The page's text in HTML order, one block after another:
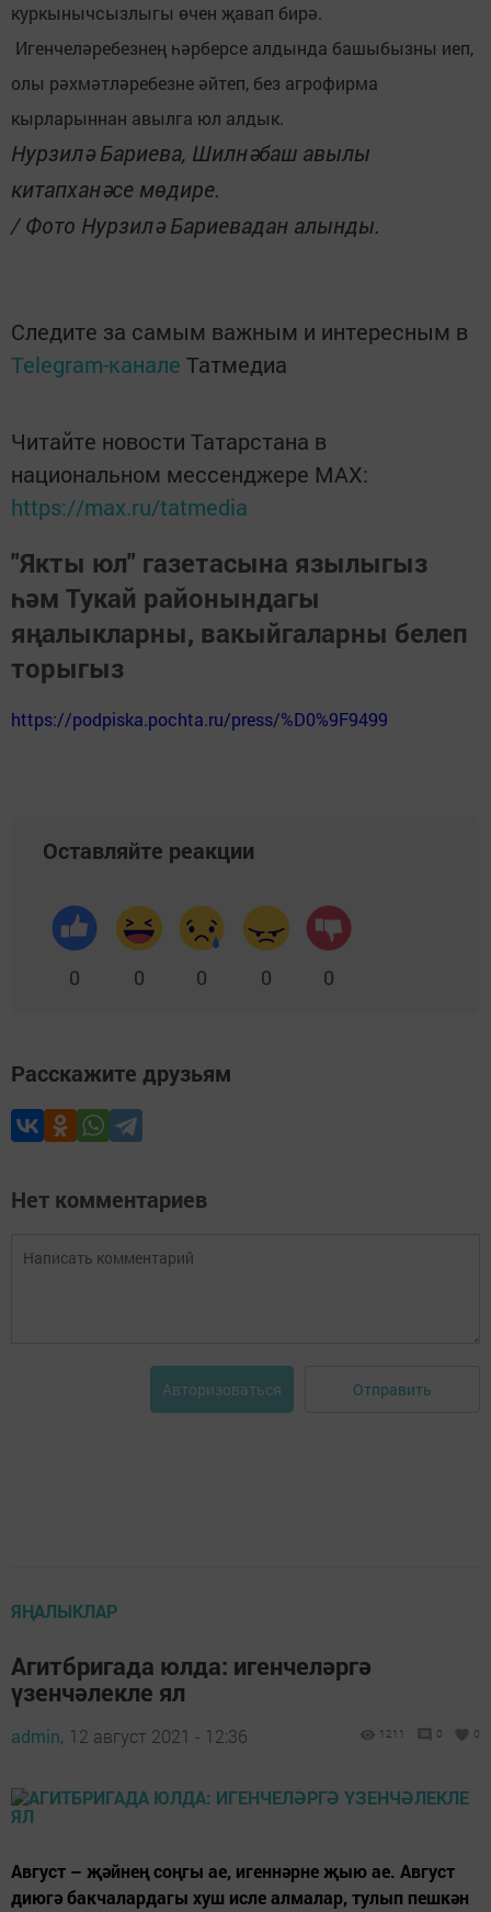
куркынычсызлыгы өчен җавап бирә.
Игенчеләребезнең һәрберсе алдында башыбызны иеп,
олы рәхмәтләребезне әйтеп, без агрофирма
кырларыннан авылга юл алдык.
Нурзилә Бариева, Шилнәбаш авылы
китапханәсе мөдире.
/ Фото Нурзилә Бариевадан алынды.
Следите за самым важным и интересным в
Telegram-канале Татмедиа
Читайте новости Татарстана в
национальном мессенджере MАХ:
https://max.ru/tatmedia
"Якты юл" газетасына язылыгыз
һәм Тукай районындагы
яңалыкларны, вакыйгаларны белеп
торыгыз
https://podpiska.pochta.ru/press/%D0%9F9499
Оставляйте реакции
0 0 0 0 0
Расскажите друзьям
Нет комментариев
Авторизоваться Отправить
ЯҢАЛЫКЛАР
Агитбригада юлда: игенчеләргә
үзенчәлекле ял
admin, 12 август 2021 - 12:36 1211 0 0
Август – җәйнең соңгы ае, игеннәрне җыю ае. Август
диюгә бакчалардагы хуш исле алмалар, тулып пешкән